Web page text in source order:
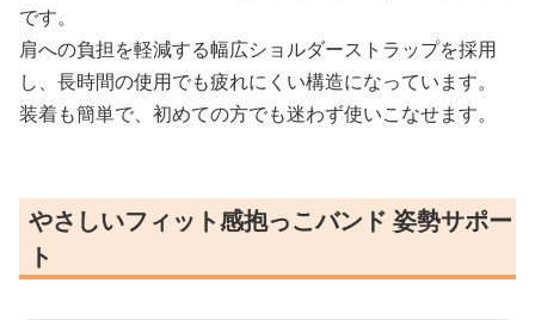
です。
肩への負担を軽減する幅広ショルダーストラップを採用
し、長時間の使用でも疲れにくい構造になっています。
装着も簡単で、初めての方でも迷わず使いこなせます。
やさしいフィット感抱っこバンド 姿勢サポー
ト